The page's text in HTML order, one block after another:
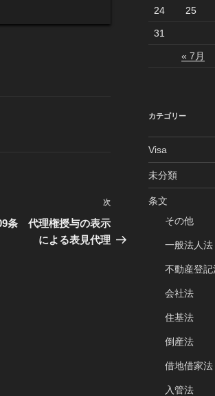
投
次
条 代理権授与の表示
による表見代理
« 7月
24 25
31
カテゴリー
Visa
未分類
条文
その他
一般法人法
不動産登記
会社法
住基法
倒産法
借地借家法
入管法